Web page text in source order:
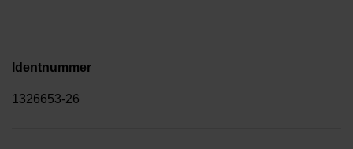
Identnummer
1326653-26